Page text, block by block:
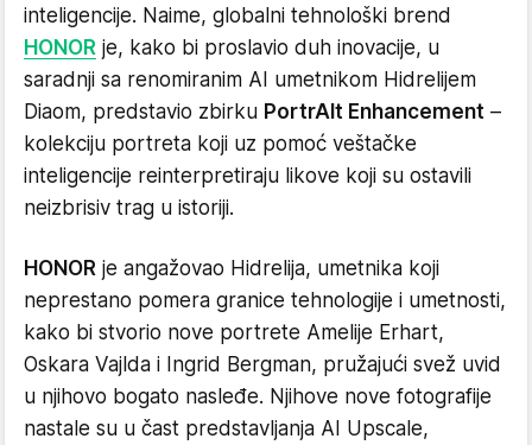
inteligencije. Naime, globalni tehnološki brend
HONOR je, kako bi proslavio duh inovacije, u
saradnji sa renomiranim AI umetnikom Hidrelijem
Diaom, predstavio zbirku PortrAIt Enhancement –
kolekciju portreta koji uz pomoć veštačke
inteligencije reinterpretiraju likove koji su ostavili
neizbrisiv trag u istoriji.
HONOR je angažovao Hidrelija, umetnika koji
neprestano pomera granice tehnologije i umetnosti,
kako bi stvorio nove portrete Amelije Erhart,
Oskara Vajlda i Ingrid Bergman, pružajući svež uvid
u njihovo bogato nasleđe. Njihove nove fotografije
nastale su u čast predstavljanja AI Upscale,